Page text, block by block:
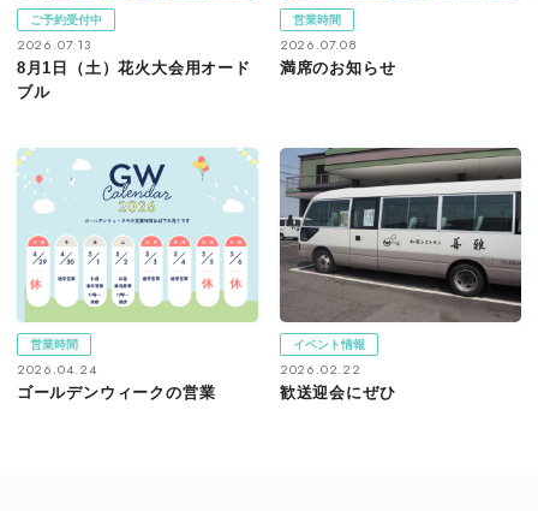
ご予約受付中
2026.07.13
8月1日（土）花火大会用オード
ブル
営業時間
2026.07.08
満席のお知らせ
営業時間
2026.04.24
ゴールデンウィークの営業
イベント情報
2026.02.22
歓送迎会にぜひ